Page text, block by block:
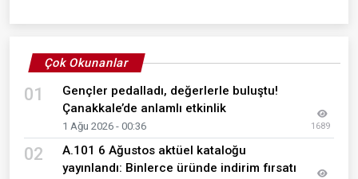
Çok Okunanlar
01
Gençler pedalladı, değerlerle buluştu!
Çanakkale’de anlamlı etkinlik
1 Ağu 2026 - 00:36 1689
02
A.101 6 Ağustos aktüel kataloğu
yayınlandı: Binlerce üründe indirim fırsatı